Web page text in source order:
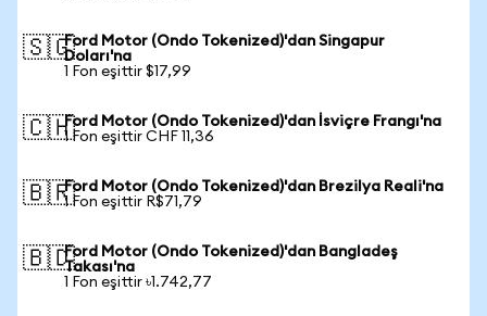
🇸🇬Ford Motor (Ondo Tokenized)'dan Singapur
Doları'na
1 Fon eşittir $17,99
🇨🇭Ford Motor (Ondo Tokenized)'dan İsviçre Frangı'na
1 Fon eşittir CHF 11,36
🇧🇷Ford Motor (Ondo Tokenized)'dan Brezilya Reali'na
1 Fon eşittir R$71,79
🇧🇩Ford Motor (Ondo Tokenized)'dan Bangladeş
Takası'na
1 Fon eşittir ৳1.742,77